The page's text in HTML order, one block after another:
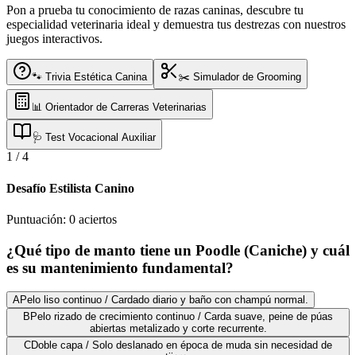
Pon a prueba tu conocimiento de razas caninas, descubre tu
especialidad veterinaria ideal y demuestra tus destrezas con nuestros
juegos interactivos.
🐾 Trivia Estética Canina ✂️ Simulador de Grooming
📊 Orientador de Carreras Veterinarias
🩺 Test Vocacional Auxiliar
1 /4
Desafío Estilista Canino
Puntuación: 0 aciertos
¿Qué tipo de manto tiene un Poodle (Caniche) y cuál
es su mantenimiento fundamental?
APelo liso continuo / Cardado diario y baño con champú normal.
B Pelo rizado de crecimiento continuo / Carda suave, peine de púas
abiertas metalizado y corte recurrente.
CDoble capa / Solo deslanado en época de muda sin necesidad de